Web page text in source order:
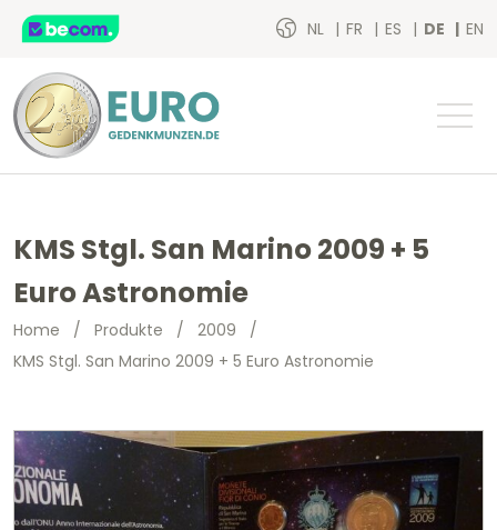
NL FR ES DE EN
KMS Stgl. San Marino 2009 + 5
Euro Astronomie
Home / Produkte / 2009 /
KMS Stgl. San Marino 2009 + 5 Euro Astronomie